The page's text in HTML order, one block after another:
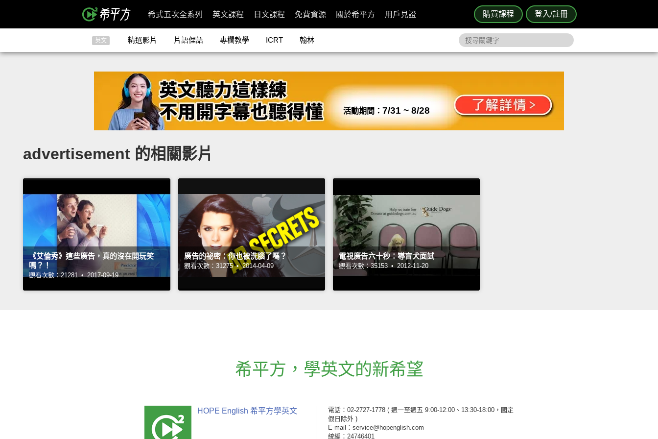
購買課程 登入/註冊
希式五次全系列 英文課程 日文課程 免費資源 關於希平方 用戶見證
英文 精選影片 片語俚語 專欄教學 ICRT 翰林
活動期間： 7/31 ~ 8/28
advertisement 的相關影片
《艾倫秀》這些廣告，真的沒在開玩笑
嗎？！
觀看次數：21281 • 2017-09-19
廣告的祕密：你也被洗腦了嗎？
觀看次數：31275 • 2014-04-09
電視廣告六十秒：導盲犬面試
觀看次數：35153 • 2012-11-20
希平方 ， 學英文的新希望
HOPE English 希平方學英文 電話：02-2727-1778 ( 週一至週五 9:00-12:00、13:30-18:00，國定
假日除外 )
E-mail：service@hopenglish.com
統編：24746401